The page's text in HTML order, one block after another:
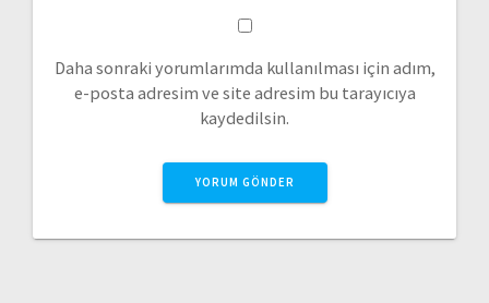
Daha sonraki yorumlarımda kullanılması için adım,
e-posta adresim ve site adresim bu tarayıcıya
kaydedilsin.